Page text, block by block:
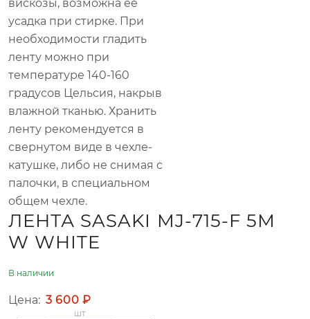
усадка при стирке. При
необходимости гладить
ленту можно при
температуре 140-160
градусов Цельсия, накрыв
влажной тканью. Хранить
ленту рекомендуется в
свернутом виде в чехле-
катушке, либо не снимая с
палочки, в специальном
общем чехле.
ЛЕНТА SASAKI MJ-715-F 5М
W WHITE
В наличии
Цена: 3 600 ₽
шт